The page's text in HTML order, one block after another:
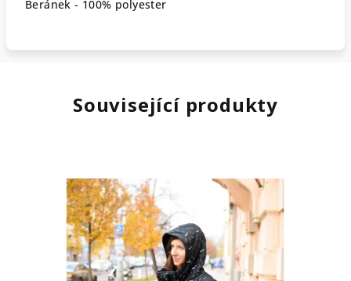
Beránek - 100% polyester
Související produkty